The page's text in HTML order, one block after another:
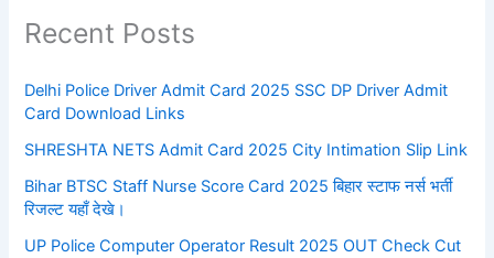
Recent Posts
Delhi Police Driver Admit Card 2025 SSC DP Driver Admit
Card Download Links
SHRESHTA NETS Admit Card 2025 City Intimation Slip Link
Bihar BTSC Staff Nurse Score Card 2025 बिहार स्टाफ नर्स भर्ती
रिजल्ट यहाँ देखे।
UP Police Computer Operator Result 2025 OUT Check Cut